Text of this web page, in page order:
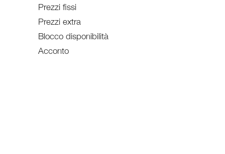
Prezzi fissi
Prezzi extra
Blocco disponibilità
Acconto